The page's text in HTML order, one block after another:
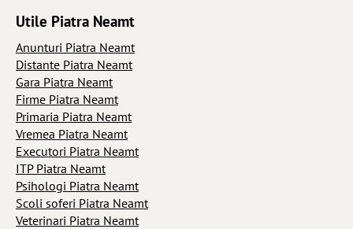
Utile Piatra Neamt
Anunturi Piatra Neamt
Distante Piatra Neamt
Gara Piatra Neamt
Firme Piatra Neamt
Primaria Piatra Neamt
Vremea Piatra Neamt
Executori Piatra Neamt
ITP Piatra Neamt
Psihologi Piatra Neamt
Scoli soferi Piatra Neamt
Veterinari Piatra Neamt